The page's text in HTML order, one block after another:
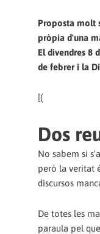
Proposta molt
pròpia d'una
El divendres 8
de febrer i la
[(
Dos
No sabem si
però la veritat
discursos
De totes les
paraula pel